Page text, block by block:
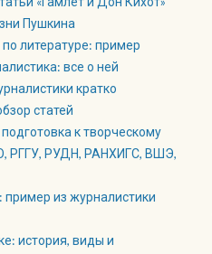
Пушкина
литературе: пример
все о ней
кратко
статей
к творческому
РГГУ, РУДН, РАНХИГС, ВШЭ,
пример из журналистики
история, виды и